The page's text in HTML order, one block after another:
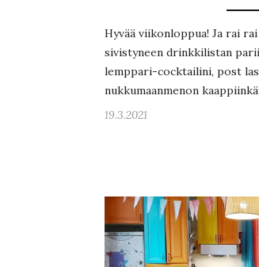
Hyvää viikonloppua! Ja rai
sivistyneen drinkkilistan
lemppari-cocktailini, post
nukkumaanmenon
19.3.2021